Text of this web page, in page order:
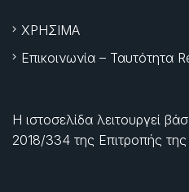
ΧΡΗΣΙΜΑ
Επικοινωνία – Ταυτότητα
Η ιστοσελίδα λειτουργεί
2018/334 της Επιτροπής της